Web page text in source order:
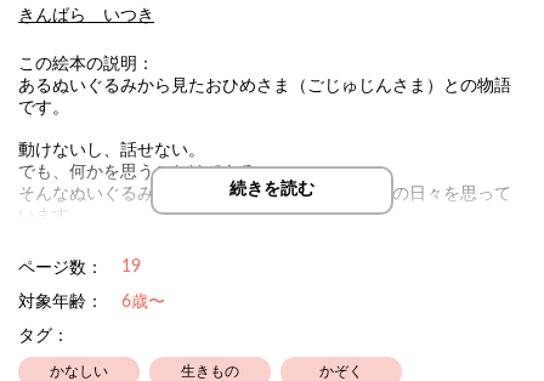
きんばら いつき
この絵本の説明：
あるぬいぐるみから見たおひめさま（ごじゅじんさま）との物語
です。
動けないし、話せない。
でも、何かを思うことはできる。
そんなぬいぐるみが、大人になったおひめさまとの日々を思って
います。
昔は遊んでくれたのに、今は遊んでもらえない。
それでも、大切なおひめさまとずっと一緒にいたい。
おとなになっても、おばあちゃんになっても。
続きを読む
ページ数： 19
対象年齢：
6歳〜
タグ：
かなしい 生きもの かぞく